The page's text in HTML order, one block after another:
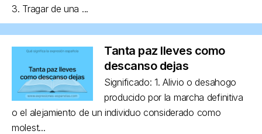
3. Tragar de una ...
Tanta paz lleves como
descanso dejas
Significado: 1. Alivio o desahogo
producido por la marcha definitiva
o el alejamiento de un individuo considerado como
molest...